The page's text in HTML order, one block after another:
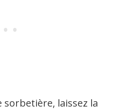
sorbetière, laissez la